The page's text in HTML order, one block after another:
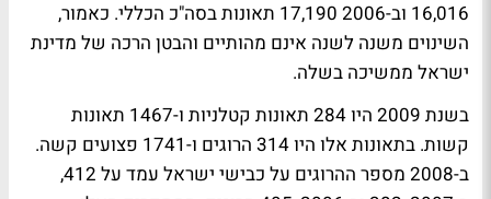
16,016 וב-2006 17,190 תאונות בסה"כ הכללי. כאמור,
השינוים משנה לשנה אינם מהותיים והבטן הרכה של מדינת
ישראל ממשיכה בשלה.
בשנת 2009 היו 284 תאונות קטלניות ו-1467 תאונות
קשות. בתאונות אלו היו 314 הרוגים ו-1741 פצועים קשה.
ב-2008 מספר ההרוגים על כבישי ישראל עמד על 412,